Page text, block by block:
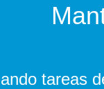
tareas